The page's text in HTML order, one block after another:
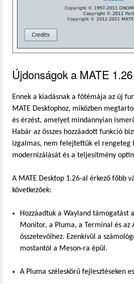
Újdonságok a MATE
Ennek a kiadásnak a főtémája az új
MATE Desktophoz, miközben
és érzést, amelyet mindannyian
Habár az összes hozzáadott funkció
izgalmas, nem felejtettük el rengeteg
modernizálását és a teljesítmény
A MATE Desktop 1.26-al érkező főbb
következőek:
Hozzáadtuk a Wayland támogatást
Monitor, a Pluma, a Terminal és az
összetevőihez. Ezenkívül a
mostantól a Meson-ra épül.
A Pluma széleskörű fejlesztéseken